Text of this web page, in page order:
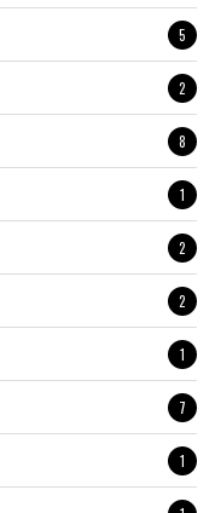
5
2
8
1
2
2
1
7
1